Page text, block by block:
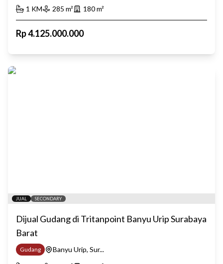
1 KM 285 m² 180m²
Rp4.125.000.000
JUAL SECONDARY
Dijual Gudang di Tritanpoint Banyu Urip Surabaya
Barat
Gudang
Banyu Urip, Sur...